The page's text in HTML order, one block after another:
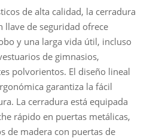
de alta calidad, la cerradura
llave de seguridad ofrece
y una larga vida útil, incluso
de gimnasios,
polvorientos. El diseño lineal
garantiza la fácil
La cerradura está equipada
rápido en puertas metálicas,
de madera con puertas de